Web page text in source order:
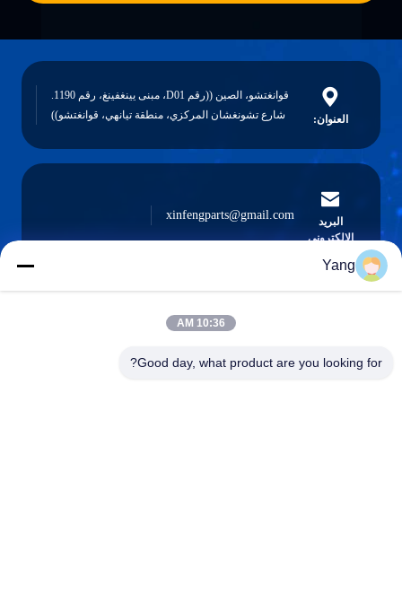
العنوان:
قوانغتشو، الصين ((رقم D01، مبنى يينغفينغ، رقم 1190.
شارع تشونغشان المركزي، منطقة تيانهي، قوانغتشو))
البريد
الإلكتروني
xinfengparts@gmail.com
0086-189-9844-3486
Yang
10:36 AM
Good day, what product are you looking for?